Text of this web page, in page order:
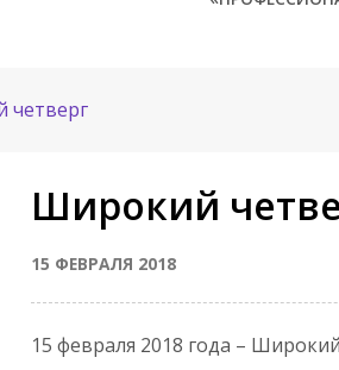
четверг
Широкий
15 ФЕВРАЛЯ 2018
15 февраля 2018 года –